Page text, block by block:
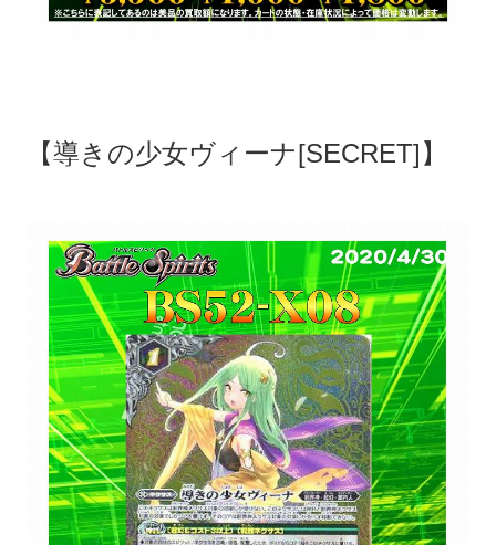
【導きの少女ヴィーナ[SECRET]】